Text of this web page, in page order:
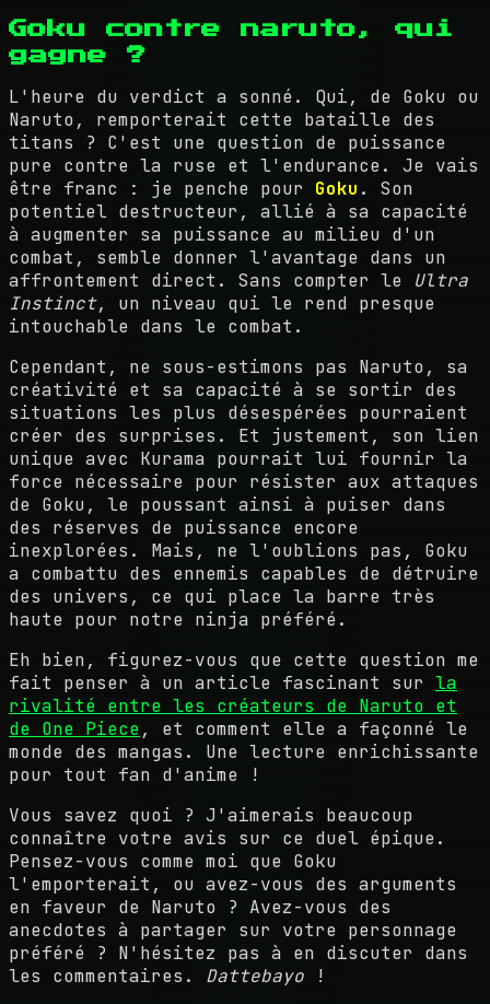
Goku contre naruto, qui
gagne ?
L'heure du verdict a sonné. Qui, de Goku ou
Naruto, remporterait cette bataille des
titans ? C'est une question de puissance
pure contre la ruse et l'endurance. Je vais
être franc : je penche pour Goku . Son
potentiel destructeur, allié à sa capacité
à augmenter sa puissance au milieu d'un
combat, semble donner l'avantage dans un
affrontement direct. Sans compter le Ultra
Instinct, un niveau qui le rend presque
intouchable dans le combat.
Cependant, ne sous-estimons pas Naruto, sa
créativité et sa capacité à se sortir des
situations les plus désespérées pourraient
créer des surprises. Et justement, son lien
unique avec Kurama pourrait lui fournir la
force nécessaire pour résister aux attaques
de Goku, le poussant ainsi à puiser dans
des réserves de puissance encore
inexplorées. Mais, ne l'oublions pas, Goku
a combattu des ennemis capables de détruire
des univers, ce qui place la barre très
haute pour notre ninja préféré.
Eh bien, figurez-vous que cette question me
fait penser à un article fascinant sur la
rivalité entre les créateurs de Naruto et
de One Piece, et comment elle a façonné le
monde des mangas. Une lecture enrichissante
pour tout fan d'anime !
Vous savez quoi ? J'aimerais beaucoup
connaître votre avis sur ce duel épique.
Pensez-vous comme moi que Goku
l'emporterait, ou avez-vous des arguments
en faveur de Naruto ? Avez-vous des
anecdotes à partager sur votre personnage
préféré ? N'hésitez pas à en discuter dans
les commentaires. Dattebayo !